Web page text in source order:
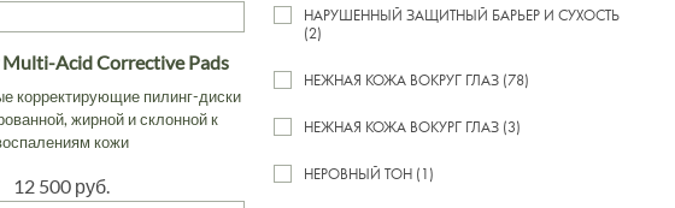
Acid Corrective Pads
корректирующие пилинг-диски
жирной и склонной к
кожи
12 500 руб.
НАРУШЕННЫЙ ЗАЩИТНЫЙ БАРЬЕР И СУХОСТЬ
(2)
НЕЖНАЯ КОЖА ВОКРУГ ГЛАЗ (78)
НЕЖНАЯ КОЖА ВОКУРГ ГЛАЗ (3)
НЕРОВНЫЙ ТОН (1)